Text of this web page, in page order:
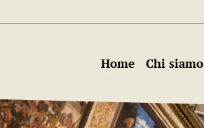
Home Chi siamo